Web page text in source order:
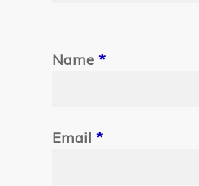
Name *
Email *